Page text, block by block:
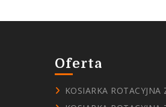
Oferta
KOSIARKA